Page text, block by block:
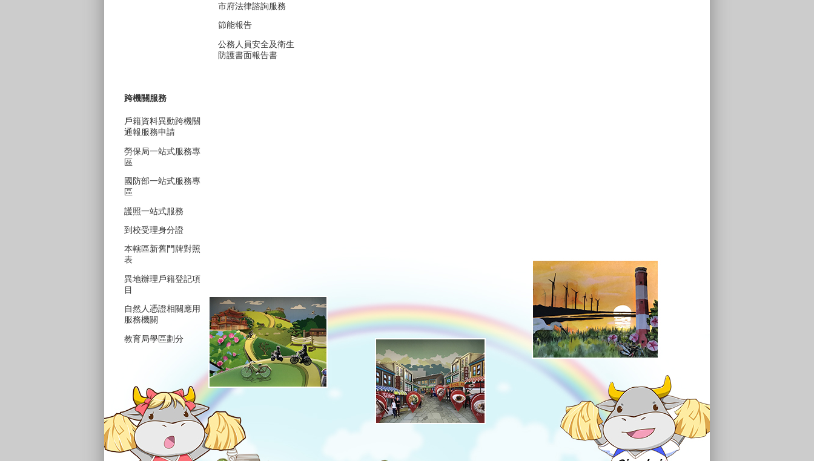
市府法律諮詢服務
節能報告
公務人員安全及衛生
防護書面報告書
跨機關服務
戶籍資料異動跨機關
通報服務申請
勞保局一站式服務專
區
國防部一站式服務專
區
護照一站式服務
到校受理身分證
本轄區新舊門牌對照
表
異地辦理戶籍登記項
目
自然人憑證相關應用
服務機關
教育局學區劃分